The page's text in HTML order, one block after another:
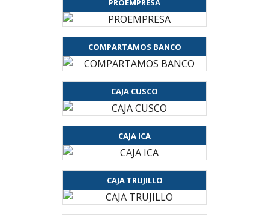
PROEMPRESA
COMPARTAMOS BANCO
CAJA CUSCO
CAJA ICA
CAJA TRUJILLO